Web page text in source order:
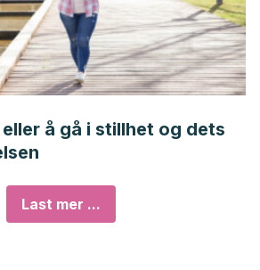
å gå i stillhet og dets
Last mer ...